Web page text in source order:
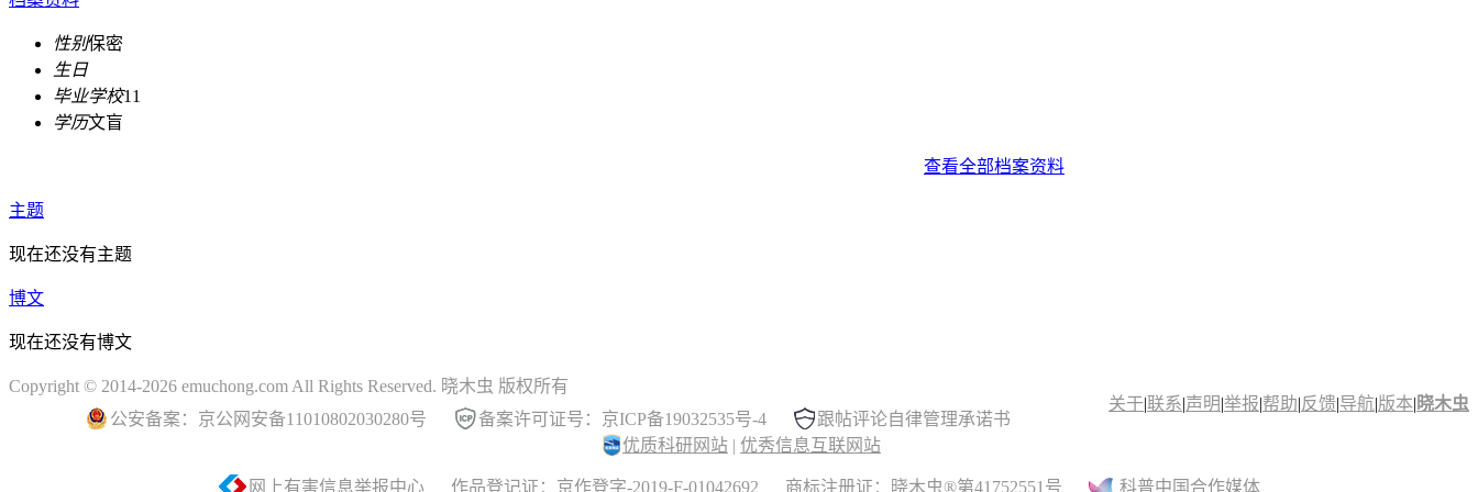
性别保密
生日
毕业学校11
学历文盲
查看全部档案资料
主题
现在还没有主题
博文
现在还没有博文
关于|联系|声明|举报|帮助|反馈|导航|版本| 晓木虫
Copyright © 2014-2026 emuchong.com All Rights Reserved. 晓木虫 版权所有
公安备案：京公网安备11010802030280号
备案许可证号：京ICP备19032535号-4
跟帖评论自律管理承诺书
优质科研网站 | 优秀信息互联网站
网上有害信息举报中心 作品登记证：京作登字-2019-F-01042692 商标注册证：晓木虫®第41752551号 科普中国合作媒体